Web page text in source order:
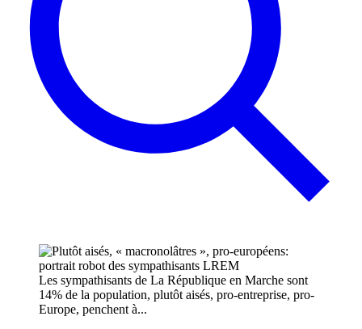
Les sympathisants de La République en Marche sont
14% de la population, plutôt aisés, pro-entreprise, pro-
Europe, penchent à...